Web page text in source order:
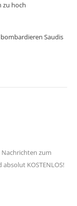
zu hoch
Saudis
zum
KOSTENLOS!